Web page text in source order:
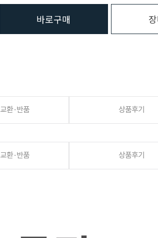
바로구매
환·반품 상품후기
환·반품 상품후기